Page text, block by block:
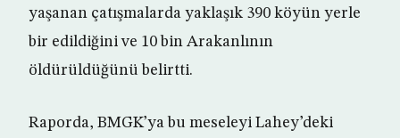
yaşanan çatışmalarda yaklaşık 390 köyün yerle
bir edildiğini ve 10 bin Arakanlının
öldürüldüğünü belirtti.
Raporda, BMGK’ya bu meseleyi Lahey’deki